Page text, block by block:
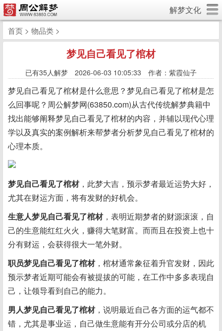
解梦文化
首页 > 物品类 >
梦见自己看见了棺材
已有35人解梦 2026-06-03 10:05:33 作者：紫霞仙子
梦见自己看见了棺材是什么意思？梦见自己看见了棺材是怎
么回事呢？周公解梦网(63850.com)从古代传统解梦典籍中
找出能够阐释梦见自己看见了棺材的内容，并辅以现代心理
学以及真实的案例解析来帮梦者分析梦见自己看见了棺材的
心理本质。
梦见自己看见了棺材，此梦大吉，预示梦者最近运势大好，
尤其在财运方面，将有发财的好机会。
生意人梦见自己看见了棺材，表明近期梦者的财源滚滚，自
己的生意能红红火火，赚得大笔财富。而而且在投资上也十
分有财运，会获得很大一笔外财。
职员梦见自己看见了棺材，棺材通常象征着升官发财，因此
预示梦者近期可能会有被提拔的可能，在工作中多多表现自
己，让领导看到自己的能力。
男人梦见自己看见了棺材，说明最近自己各方面的运气都不
错，尤其是事业运，自己做生意能有开分公司或分店的机